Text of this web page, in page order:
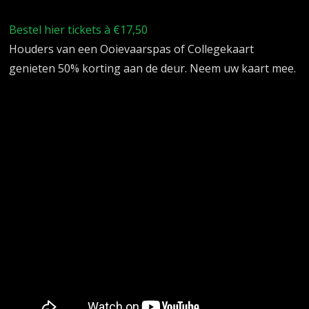
Bestel hier tickets à €17,50
Houders van een Ooievaarspas of Collegekaart
genieten 50% korting aan de deur. Neem uw kaart mee.